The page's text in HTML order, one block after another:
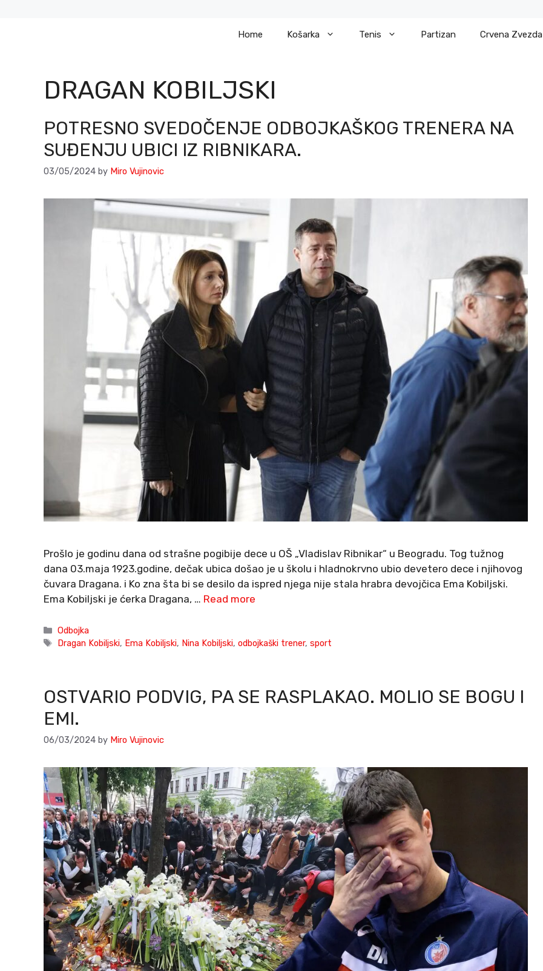
Home Košarka Tenis Partizan Crvena Zvezda
DRAGAN KOBILJSKI
POTRESNO SVEDOČENJE ODBOJKAŠKOG TRENERA NA
SUĐENJU UBICI IZ RIBNIKARA.
03/05/2024 by Miro Vujinovic
Prošlo je godinu dana od strašne pogibije dece u OŠ „Vladislav Ribnikar“ u Beogradu. Tog tužnog
dana 03.maja 1923.godine, dečak ubica došao je u školu i hladnokrvno ubio devetero dece i njihovog
čuvara Dragana. i Ko zna šta bi se desilo da ispred njega nije stala hrabra devojčica Ema Kobiljski.
Ema Kobiljski je ćerka Dragana, … Read more
Categories
Odbojka
Tags
Dragan Kobiljski, Ema Kobiljski, Nina Kobiljski,odbojkaški trener,sport
OSTVARIO PODVIG, PA SE RASPLAKAO. MOLIO SE BOGU I
EMI.
06/03/2024 by Miro Vujinovic